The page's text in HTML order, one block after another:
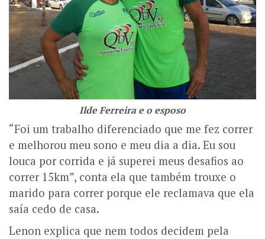
Ilde Ferreira e o esposo
“Foi um trabalho diferenciado que me fez correr
e melhorou meu sono e meu dia a dia. Eu sou
louca por corrida e já superei meus desafios ao
correr 15km”, conta ela que também trouxe o
marido para correr porque ele reclamava que ela
saía cedo de casa.
Lenon explica que nem todos decidem pela